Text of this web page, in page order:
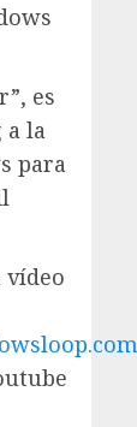
es
a la
para
vídeo